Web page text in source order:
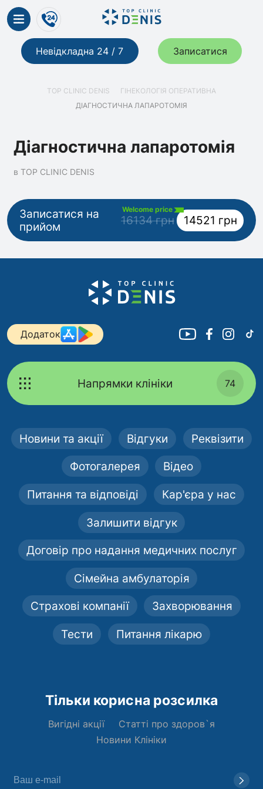
Невідкладна 24 / 7 Записатися
TOP CLINIC DENIS
ГІНЕКОЛОГІЯ ОПЕРАТИВНА
ДІАГНОСТИЧНА ЛАПАРОТОМІЯ
Діагностична лапаротомія
в TOP CLINIC DENIS
Записатися на
прийом
Welcome price
16134 грн 14521 грн
Додаток
Напрямки клініки 74
Новини та акції Відгуки Реквізити
Фотогалерея Відео
Питання та відповіді Кар'єра у нас
Залишити відгук
Договір про надання медичних послуг
Сімейна амбулаторія
Страхові компанії Захворювання
Тести Питання лікарю
Тільки корисна розсилка
Вигідні акції
Статті про здоров`я
Новини Клініки